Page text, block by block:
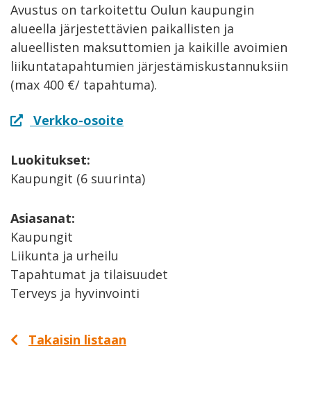
Avustus on tarkoitettu Oulun kaupungin
alueella järjestettävien paikallisten ja
alueellisten maksuttomien ja kaikille avoimien
liikuntatapahtumien järjestämiskustannuksiin
(max 400 €/ tapahtuma).
Verkko-osoite
Luokitukset:
Kaupungit (6 suurinta)
Asiasanat:
Kaupungit
Liikunta ja urheilu
Tapahtumat ja tilaisuudet
Terveys ja hyvinvointi
Takaisin listaan